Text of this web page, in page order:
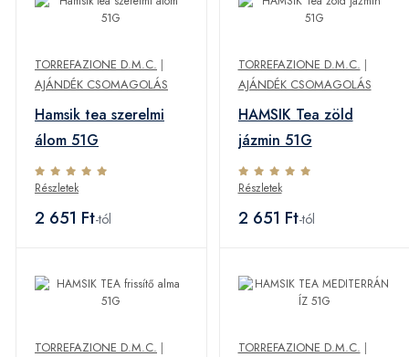
TORREFAZIONE D.M.C. |
AJÁNDÉK CSOMAGOLÁS
Hamsik tea szerelmi
álom 51G
Részletek
2 651 Ft-tól
TORREFAZIONE D.M.C. |
AJÁNDÉK CSOMAGOLÁS
HAMSIK Tea zöld
jázmin 51G
Részletek
2 651 Ft-tól
TORREFAZIONE D.M.C. |
TORREFAZIONE D.M.C. |